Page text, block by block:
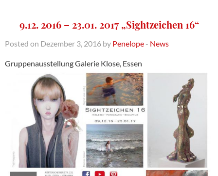
9.12. 2016 – 23.01. 2017 „Sightzeichen 16“
Posted on Dezember 3, 2016 by Penelope - News
Gruppenausstellung Galerie Klose, Essen